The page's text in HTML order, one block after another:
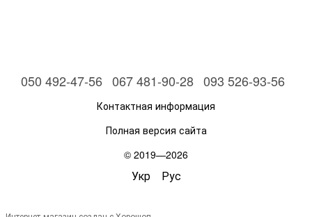
050 492-47-56 067 481-90-28 093 526-93-56
Контактная информация
Полная версия сайта
© 2019—2026
Укр Рус